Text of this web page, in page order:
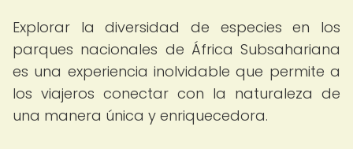
Explorar la diversidad de especies en los
parques nacionales de África Subsahariana
es una experiencia inolvidable que permite a
los viajeros conectar con la naturaleza de
una manera única y enriquecedora.